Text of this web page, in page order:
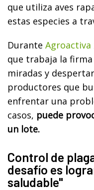
que utiliza aves
estas especies a
Durante Agroactiva
que trabaja la
miradas y
productores que
enfrentar una
casos, puede
un lote.
Control de
desafío es
saludable"